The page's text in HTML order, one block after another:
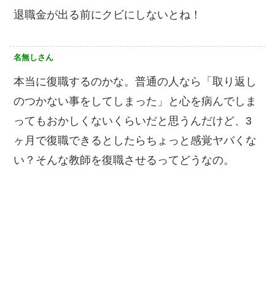
退職金が出る前にクビにしないとね！
名無しさん
本当に復職するのかな。普通の人なら「取り返し
のつかない事をしてしまった」と心を病んでしま
ってもおかしくないくらいだと思うんだけど、3
ヶ月で復職できるとしたらちょっと感覚ヤバくな
い？そんな教師を復職させるってどうなの。